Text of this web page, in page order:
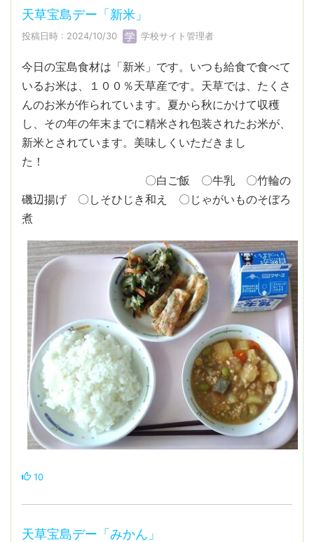
天草宝島デー「新米」
投稿日時 : 2024/10/30 学校サイト管理者
今日の宝島食材は「新米」です。いつも給食で食べて
いるお米は、１００％天草産です。天草では、たくさ
んのお米が作られています。夏から秋にかけて収穫
し、その年の年末までに精米され包装されたお米が、
新米とされています。美味しくいただきまし
た！
〇白ご飯 〇牛乳 〇竹輪の
磯辺揚げ 〇しそひじき和え 〇じゃがいものそぼろ
煮
10
天草宝島デー「みかん」